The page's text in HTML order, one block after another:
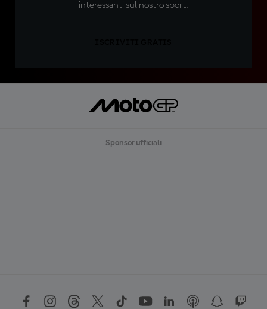
interessanti sul nostro sport.
Sponsor ufficiali